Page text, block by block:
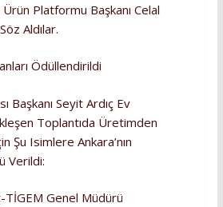
Platformu Başkanı Celal
Aldılar.
Ödüllendirildi
Başkanı Seyit Ardıç Ev
Toplantıda Üretimden
Şu Isimlere Ankara’nın
Verildi:
TİGEM Genel Müdürü